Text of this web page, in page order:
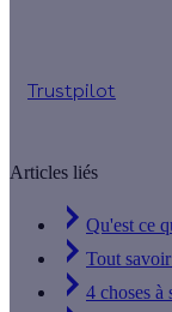
Trustpilot
Articles liés
Qu'est ce
Tout
4 choses